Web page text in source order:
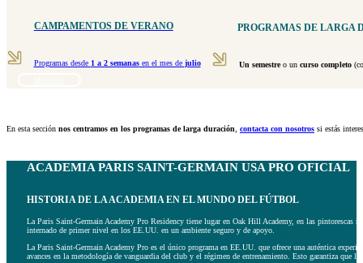
CAMPAMENTOS DE VERANO
Programas desde 1 a 2 semanasen el mes de julio
PROGRAMAS DE LARGA
Un semestreo un curso completo
En esta sección nos centramos en los programas de larga duración contacta con nosotros si estás
ACADEMIA PARIS SAINT-GERMAIN USA PRO OFICIAL
HISTORIA DE LA ACADEMIA EN EL MUNDO DEL FÚTBOL
La Paris Saint-Germain Academy Pro Residency tiene lugar en Oak Hill Academy, en las pintorescas
internado de primer nivel en los EE.UU. en un ambiente seguro y de apoyo.
La Paris Saint-Germain Academy Pro es el único programa en EE.UU. que ofrece una auténtica
avances en la metodología de vanguardia del club y el régimen de entrenamiento. Esto garantiza que